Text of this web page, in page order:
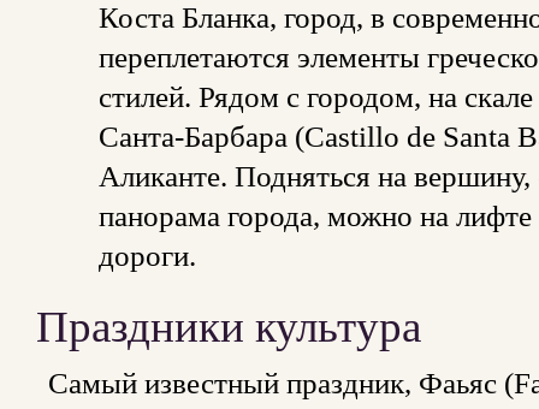
Коста Бланка, город, в
переплетаются элементы
стилей. Рядом с городом, на
Санта-Барбара (Castillo de Santa
Аликанте. Подняться на вершину,
панорама города, можно на
дороги.
Праздники культура
Самый известный праздник, Фаьяс